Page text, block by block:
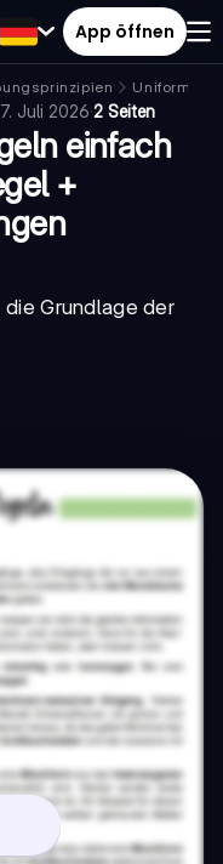
App öffnen
Juli 2026·2 Seiten
einfach
+
Grundlage der